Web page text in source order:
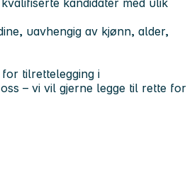
kandidater med ulik
uavhengig av kjønn, alder,
tilrettelegging i
– vi vil gjerne legge til rette for